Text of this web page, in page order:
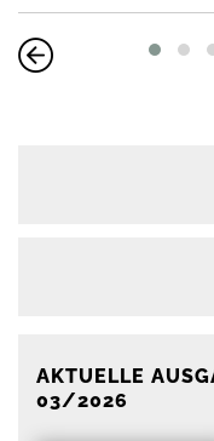
AKTUELLE
03/2026